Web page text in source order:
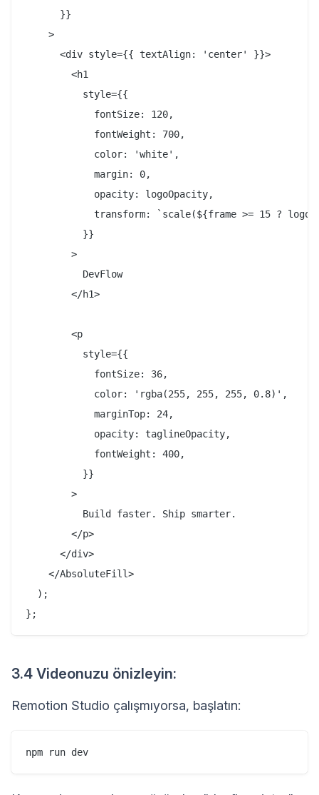
      }}
    >
      <div style={{ textAlign: 'center' }}>
        <h1
          style={{
            fontSize: 120,
            fontWeight: 700,
            color: 'white',
            margin: 0,
            opacity: logoOpacity,
transform: `scale(${frame >= 15 ?
          }}
        >
          DevFlow
        </h1>
        <p
          style={{
            fontSize: 36,
            color: 'rgba(255, 255, 255, 0.8)',
            marginTop: 24,
            opacity: taglineOpacity,
            fontWeight: 400,
          }}
        >
          Build faster. Ship smarter.
        </p>
      </div>
    </AbsoluteFill>
  );
3.4 Videonuzu önizleyin:
Remotion Studio çalışmıyorsa, başlatın: